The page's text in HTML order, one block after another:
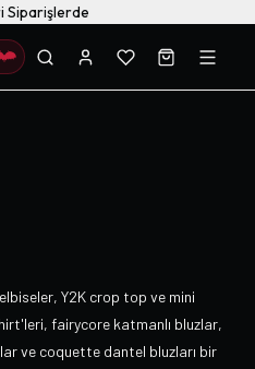
Siparişlerde
Y2K crop top ve mini
fairycore katmanlı bluzlar,
ve coquette dantel bluzları bir